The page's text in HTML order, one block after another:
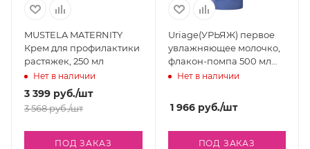
MUSTELA MATERNITY
Крем для профилактики
растяжек, 250 мл
Нет в наличии
3 399 руб./шт
3 568руб./шт
ПОД ЗАКАЗ
Uriage(УРЬЯЖ) первое
увлажняющее молочко,
флакон-помпа 500 мл
U08610
Нет в наличии
1 966руб./шт
ПОД ЗАКАЗ